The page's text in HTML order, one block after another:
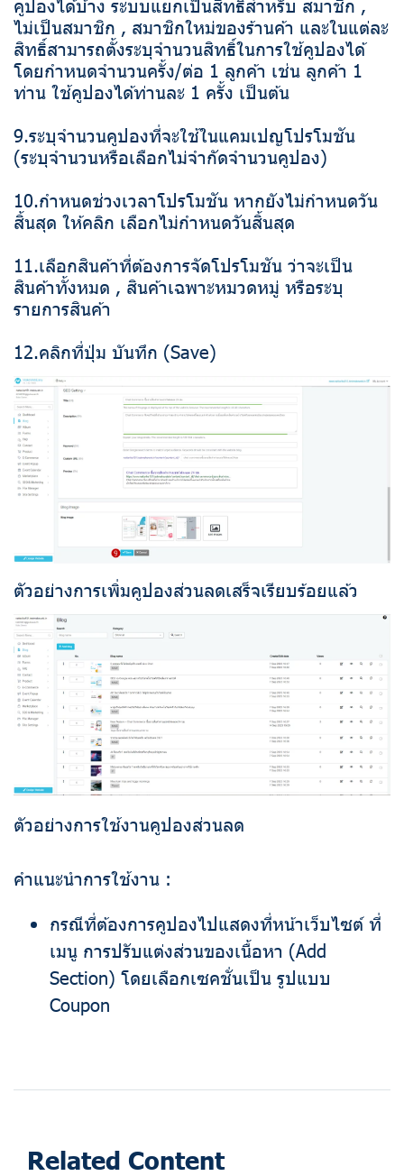
ไม่เป็นสมาชิก , สมาชิกใหม่ของร้านค้า และในแต่ละ
สิทธิ์สามารถตั้งระบุจำนวนสิทธิ์ในการใช้คูปองได้
โดยกำหนดจำนวนครั้ง/ต่อ 1 ลูกค้า เช่น ลูกค้า 1
ท่าน ใช้คูปองได้ท่านละ 1 ครั้ง เป็นต้น
9.ระบุจำนวนคูปองที่จะใช้ในแคมเปญโปรโมชัน
(ระบุจำนวนหรือเลือกไม่จำกัดจำนวนคูปอง)
10.กำหนดช่วงเวลาโปรโมชัน หากยังไม่กำหนดวัน
สิ้นสุด ให้คลิก เลือกไม่กำหนดวันสิ้นสุด
11.เลือกสินค้าที่ต้องการจัดโปรโมชัน ว่าจะเป็น
สินค้าทั้งหมด , สินค้าเฉพาะหมวดหมู่ หรือระบุ
รายการสินค้า
12.คลิกที่ปุ่ม บันทึก (Save)
ตัวอย่างการเพิ่มคูปองส่วนลดเสร็จเรียบร้อยแล้ว
ตัวอย่างการใช้งานคูปองส่วนลด
คำแนะนำการใช้งาน :
กรณีที่ต้องการคูปองไปแสดงที่หน้าเว็บไซต์ ที่
เมนู การปรับแต่งส่วนของเนื้อหา (Add
Section) โดยเลือกเซคชั่นเป็น รูปแบบ
Coupon
Related Content